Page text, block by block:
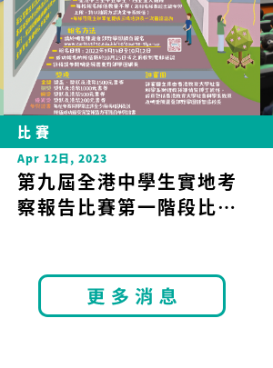
比賽
Apr 12日, 2023
第九屆全港中學生實地考
察報告比賽第一階段比賽